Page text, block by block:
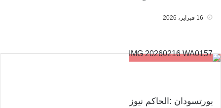
16 فبراير، 2026
بورتسودان :الحاكم نيوز